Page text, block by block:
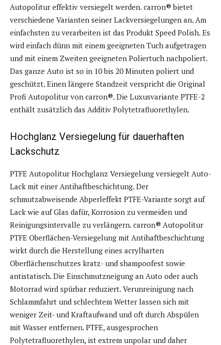
Autopolitur effektiv versiegelt werden. carron® bietet
verschiedene Varianten seiner Lackversiegelungen an. Am
einfachsten zu verarbeiten ist das Produkt Speed Polish. Es
wird einfach dünn mit einem geeigneten Tuch aufgetragen
und mit einem Zweiten geeigneten Poliertuch nachpoliert.
Das ganze Auto ist so in 10 bis 20 Minuten poliert und
geschützt. Einen längere Standzeit verspricht die Original
Profi Autopolitur von carron®. Die Luxusvariante PTFE-2
enthält zusätzlich das Additiv Polytetrafluorethylen.
Hochglanz Versiegelung für dauerhaften
Lackschutz
PTFE Autopolitur Hochglanz Versiegelung versiegelt Auto-
Lack mit einer Antihaftbeschichtung. Der
schmutzabweisende Abperleffekt PTFE-Variante sorgt auf
Lack wie auf Glas dafür, Korrosion zu vermeiden und
Reinigungsintervalle zu verlängern. carron® Autopolitur
PTFE Oberflächen-Versiegelung mit Antihaftbeschichtung
wirkt durch die Herstellung eines acrylharten
Oberflächenschutzes kratz- und shampoofest sowie
antistatisch. Die Einschmutzneigung an Auto oder auch
Motorrad wird spürbar reduziert. Verunreinigung nach
Schlammfahrt und schlechtem Wetter lassen sich mit
weniger Zeit- und Kraftaufwand und oft durch Abspülen
mit Wasser entfernen. PTFE, ausgesprochen
Polytetrafluorethylen, ist extrem unpolar und daher